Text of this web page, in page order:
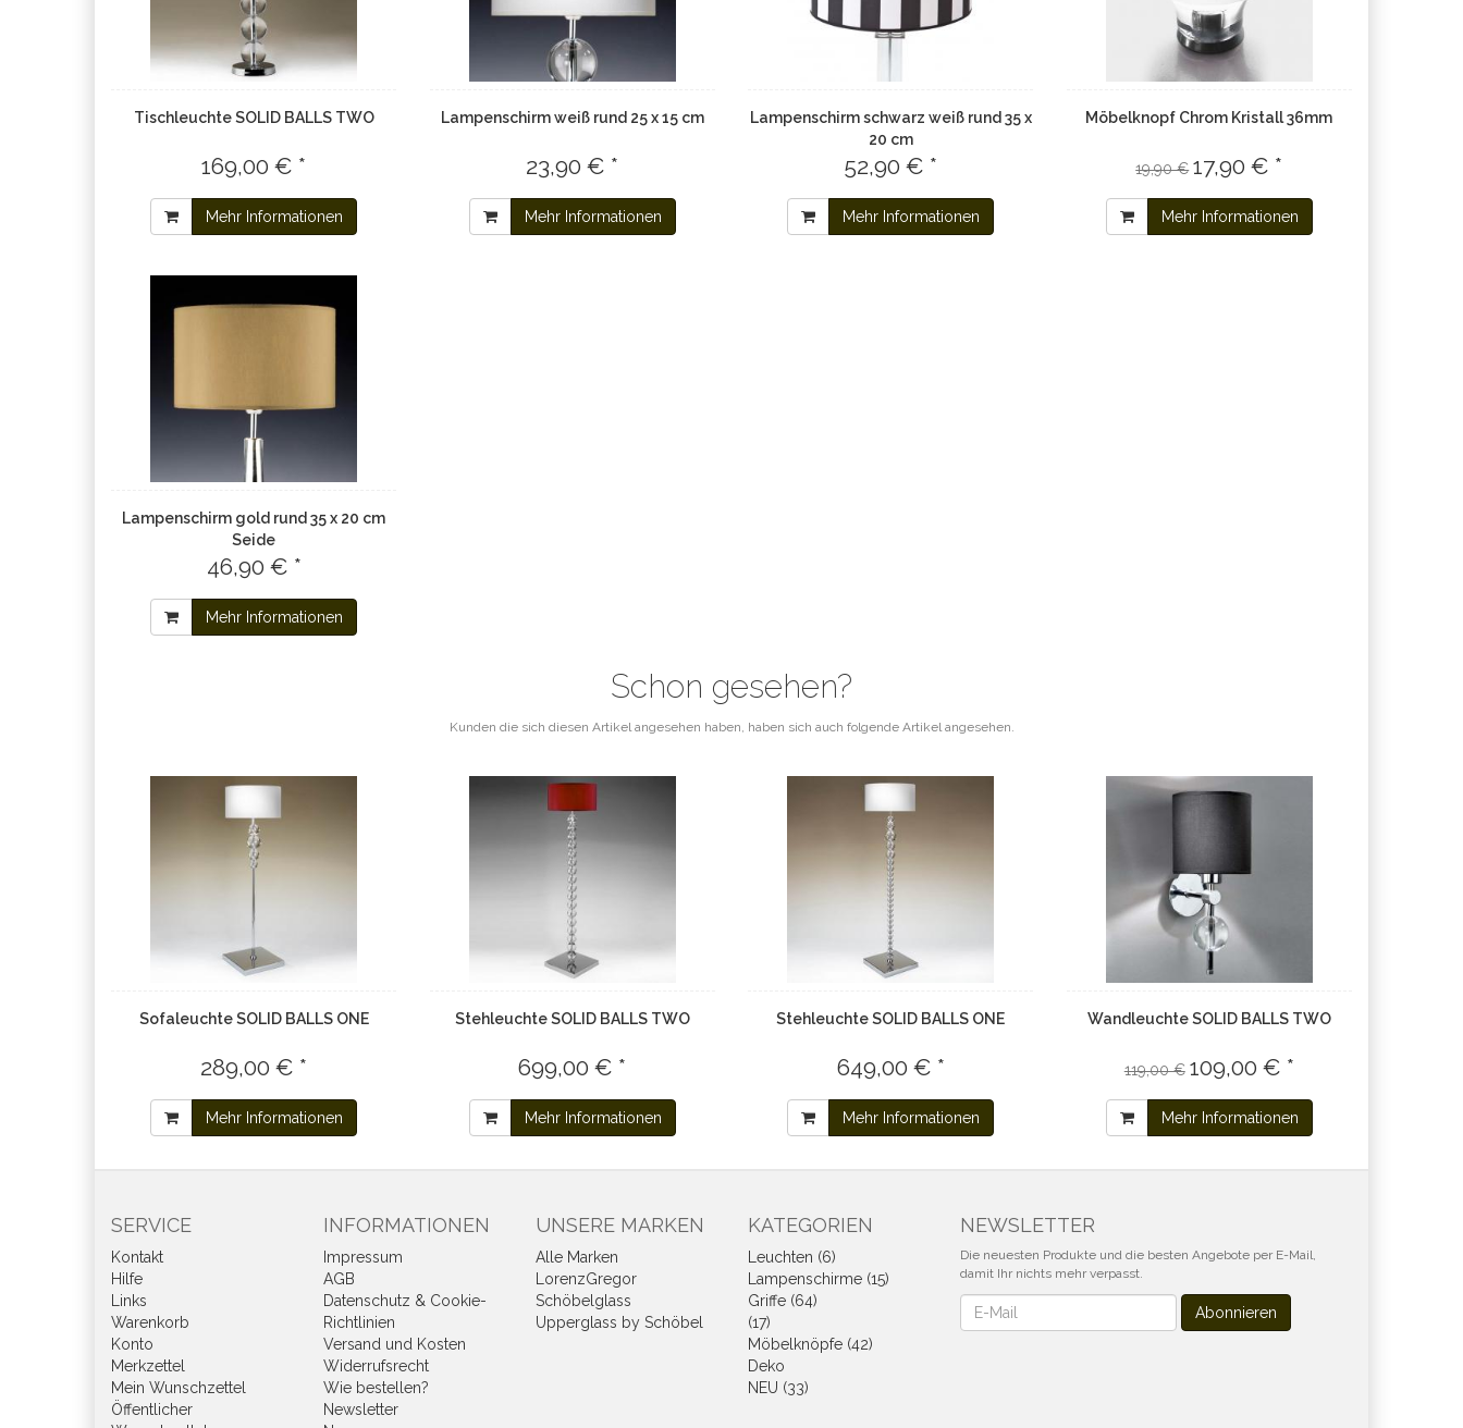
Tischleuchte SOLID BALLS TWO
169,00 € *
Mehr Informationen
Lampenschirm weiß rund 25 x 15 cm
23,90 € *
Mehr Informationen
Lampenschirm schwarz weiß rund 35 x
20 cm
52,90 € *
Mehr Informationen
Möbelknopf Chrom Kristall 36mm
19,90 € 17,90 € *
Mehr Informationen
Lampenschirm gold rund 35 x 20 cm
Seide
46,90 € *
Mehr Informationen
Schon gesehen?
Kunden die sich diesen Artikel angesehen haben, haben sich auch folgende Artikel angesehen.
Sofaleuchte SOLID BALLS ONE
289,00 € *
Mehr Informationen
Stehleuchte SOLID BALLS TWO
699,00 € *
Mehr Informationen
Stehleuchte SOLID BALLS ONE
649,00 € *
Mehr Informationen
Wandleuchte SOLID BALLS TWO
119,00 € 109,00 € *
Mehr Informationen
SERVICE
Kontakt
Hilfe
Links
Warenkorb
Konto
Merkzettel
Mein Wunschzettel
Öffentlicher
INFORMATIONEN
Impressum
AGB
Datenschutz & Cookie-
Richtlinien
Versand und Kosten
Widerrufsrecht
Wie bestellen?
Newsletter
UNSERE MARKEN
Alle Marken
LorenzGregor
Schöbelglass
Upperglass by Schöbel
KATEGORIEN
Leuchten (6)
Lampenschirme (15)
Griffe (64)
(17)
Möbelknöpfe (42)
Deko
NEU (33)
NEWSLETTER
Die neuesten Produkte und die besten Angebote per E-Mail,
damit Ihr nichts mehr verpasst.
Newsletter Abonnieren